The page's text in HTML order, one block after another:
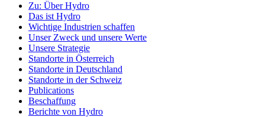
Zu: Über Hydro
Das ist Hydro
Wichtige Industrien schaffen
Unser Zweck und unsere Werte
Unsere Strategie
Standorte in Österreich
Standorte in Deutschland
Standorte in der Schweiz
Publications
Beschaffung
Berichte von Hydro